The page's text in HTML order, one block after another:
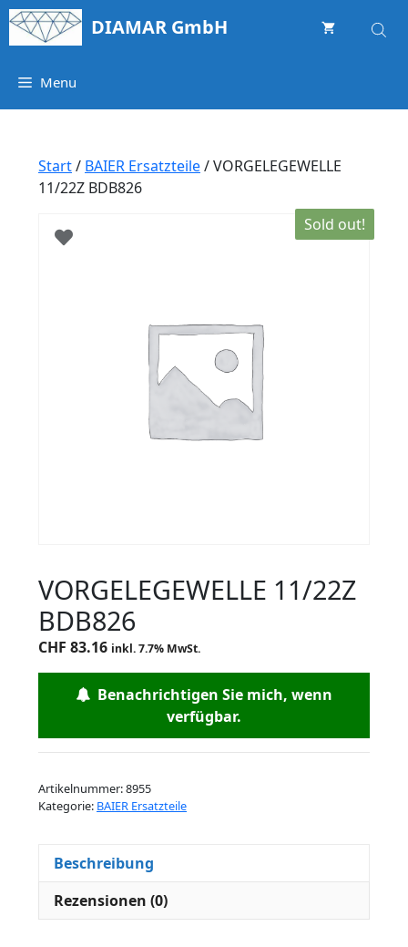
Springe
zum
DIAMAR GmbH
Menu
Start/ BAIER Ersatzteile/ VORGELEGEWELLE
11/22Z BDB826
Sold out!
VORGELEGEWELLE 11/22Z
BDB826
CHF 83.16 inkl. 7.7% MwSt.
Benachrichtigen Sie mich, wenn
verfügbar.
Artikelnummer:8955
Kategorie: BAIER Ersatzteile
Beschreibung
Rezensionen (0)